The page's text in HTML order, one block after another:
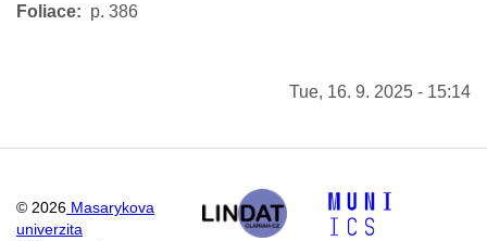
Foliace p. 386
Tue, 16. 9. 2025 - 15:14
© 2026 Masarykova
univerzita